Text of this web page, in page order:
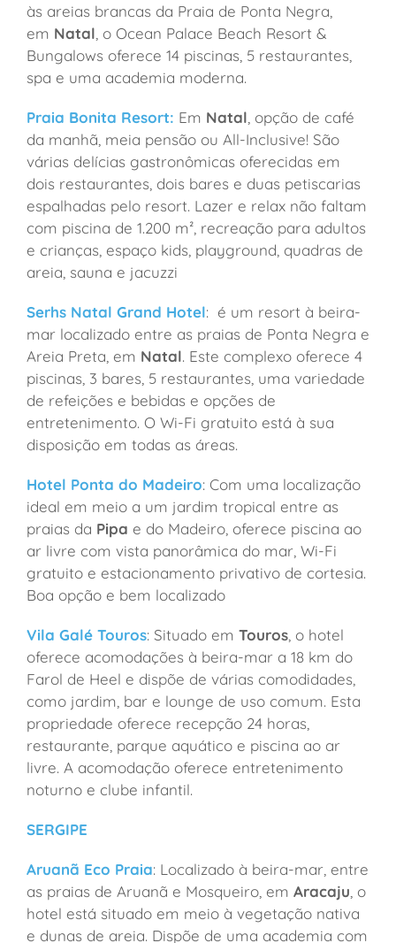
às areias brancas da Praia de Ponta Negra,
em Natal , o Ocean Palace Beach Resort &
Bungalows oferece 14 piscinas, 5 restaurantes,
spa e uma academia moderna.
Praia Bonita Resort: Em Natal , opção de café
da manhã, meia pensão ou All-Inclusive! São
várias delícias gastronômicas oferecidas em
dois restaurantes, dois bares e duas petiscarias
espalhadas pelo resort. Lazer e relax não faltam
com piscina de 1.200 m², recreação para adultos
e crianças, espaço kids, playground, quadras de
areia, sauna e jacuzzi
Serhs Natal Grand Hotel: é um resort à beira-
mar localizado entre as praias de Ponta Negra e
Areia Preta, em Natal. Este complexo oferece 4
piscinas, 3 bares, 5 restaurantes, uma variedade
de refeições e bebidas e opções de
entretenimento. O Wi-Fi gratuito está à sua
disposição em todas as áreas.
Hotel Ponta do Madeiro: Com uma localização
ideal em meio a um jardim tropical entre as
praias da Pipa e do Madeiro, oferece piscina ao
ar livre com vista panorâmica do mar, Wi-Fi
gratuito e estacionamento privativo de cortesia.
Boa opção e bem localizado
Vila Galé Touros: Situado em Touros, o hotel
oferece acomodações à beira-mar a 18 km do
Farol de Heel e dispõe de várias comodidades,
como jardim, bar e lounge de uso comum. Esta
propriedade oferece recepção 24 horas,
restaurante, parque aquático e piscina ao ar
livre. A acomodação oferece entretenimento
noturno e clube infantil.
SERGIPE
Aruanã Eco Praia: Localizado à beira-mar, entre
as praias de Aruanã e Mosqueiro, em Aracaju , o
hotel está situado em meio à vegetação nativa
e dunas de areia. Dispõe de uma academia com